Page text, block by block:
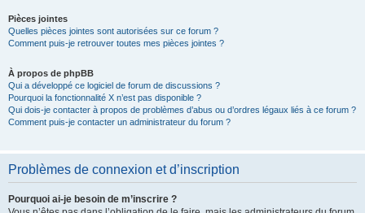
Pièces jointes
Quelles pièces jointes sont autorisées sur ce forum ?
Comment puis-je retrouver toutes mes pièces jointes ?
À propos de phpBB
Qui a développé ce logiciel de forum de discussions ?
Pourquoi la fonctionnalité X n’est pas disponible ?
Qui dois-je contacter à propos de problèmes d’abus ou d’ordres légaux liés à ce forum ?
Comment puis-je contacter un administrateur du forum ?
Problèmes de connexion et d’inscription
Pourquoi ai-je besoin de m’inscrire ?